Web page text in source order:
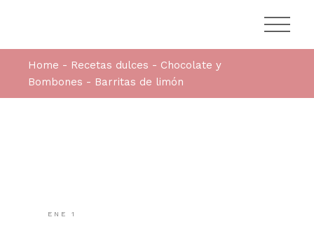
Home Recetas dulces
Chocolate y
Bombones
Barritas de limón
ENE 1